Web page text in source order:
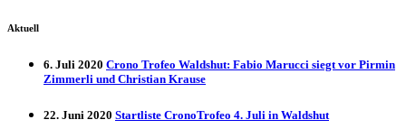
Aktuell
6. Juli 2020 Crono Trofeo Waldshut: Fabio Marucci siegt vor Pirmin
Zimmerli und Christian Krause
22. Juni 2020 Startliste CronoTrofeo 4. Juli in Waldshut